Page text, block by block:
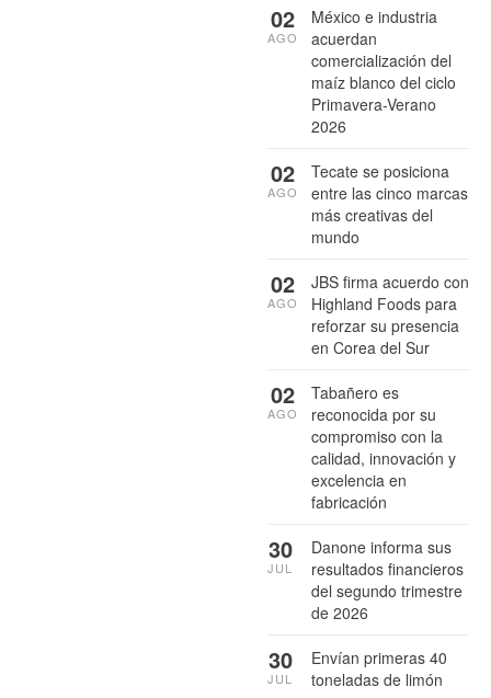
México e industria
acuerdan
comercialización del
maíz blanco del ciclo
Primavera-Verano
2026
02
AGO
Tecate se posiciona
entre las cinco marcas
más creativas del
mundo
02
AGO
JBS firma acuerdo con
Highland Foods para
reforzar su presencia
en Corea del Sur
02
AGO
Tabañero es
reconocida por su
compromiso con la
calidad, innovación y
excelencia en
fabricación
02
AGO
Danone informa sus
resultados financieros
del segundo trimestre
de 2026
30
JUL
Envían primeras 40
toneladas de limón
30
JUL